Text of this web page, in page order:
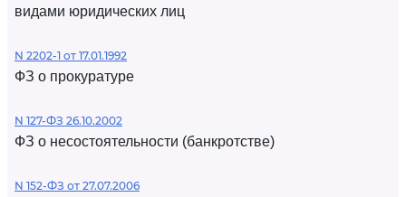
видами юридических лиц
N 2202-1 от 17.01.1992
ФЗ о прокуратуре
N 127-ФЗ 26.10.2002
ФЗ о несостоятельности (банкротстве)
N 152-ФЗ от 27.07.2006